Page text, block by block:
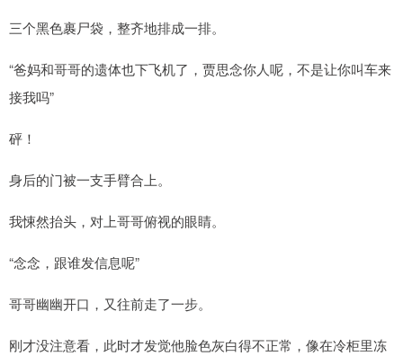
三个黑色裹尸袋，整齐地排成一排。
“爸妈和哥哥的遗体也下飞机了，贾思念你人呢，不是让你叫车来
接我吗”
砰！
身后的门被一支手臂合上。
我悚然抬头，对上哥哥俯视的眼睛。
“念念，跟谁发信息呢”
哥哥幽幽开口，又往前走了一步。
刚才没注意看，此时才发觉他脸色灰白得不正常，像在冷柜里冻